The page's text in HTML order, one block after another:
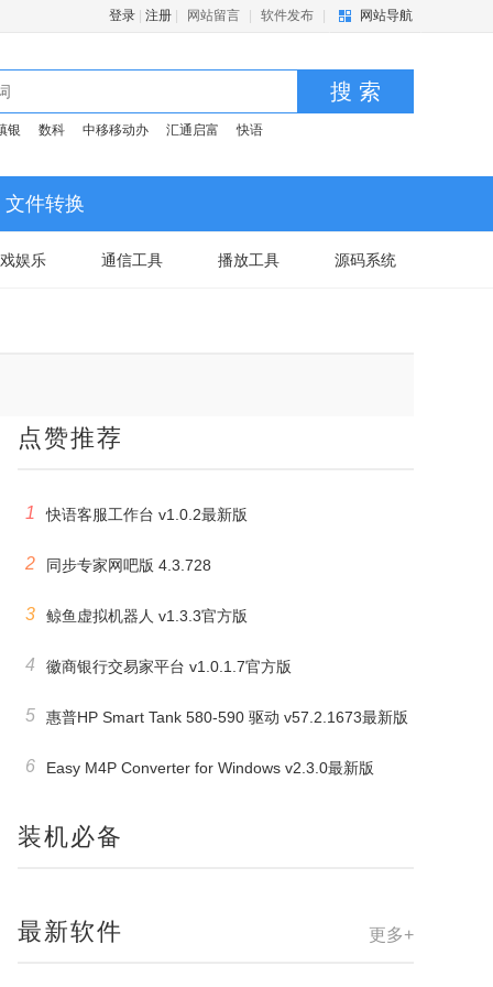
登录 注册 网站留言 软件发布 网站导航
搜 索
银 数科 中移移动办 汇通启富 快语
文件转换
娱乐 通信工具 播放工具 源码系统
点赞推荐
1 快语客服工作台 v1.0.2最新版
2 同步专家网吧版 4.3.728
3 鲸鱼虚拟机器人 v1.3.3官方版
4 徽商银行交易家平台 v1.0.1.7官方版
5 惠普HP Smart Tank 580-590 驱动 v57.2.1673最新版
6 Easy M4P Converter for Windows v2.3.0最新版
装机必备
更多+
最新软件